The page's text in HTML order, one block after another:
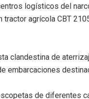
logísticos del
tractor agrícola CBT
clandestina de
embarcaciones
de diferentes